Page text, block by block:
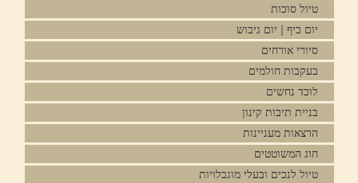
טיול סוכות
יום כיף | יום גיבוש
סיורי אורחים
בעקבות חולמים
לוכד נחשים
בניית תיבות קינון
הרצאות מעניינות
חוג המשוטטים
טיול לנכים ובעלי מוגבלויות